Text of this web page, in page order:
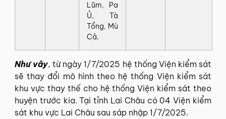
Lũm, Pa
Ủ, Tà
Tổng, Mù
Cả.
Như vây, từ ngày 1/7/2025 hệ thống Viện kiểm sát
sẽ thay đổi mô hình theo hệ thống Viện kiểm sát
khu vực thay thế cho hệ thống Viện kiểm sát theo
huyện trước kia. Tại tỉnh Lai Châu có 04 Viện kiểm
sát khu vực Lai Châu sau sáp nhập 1/7/2025.